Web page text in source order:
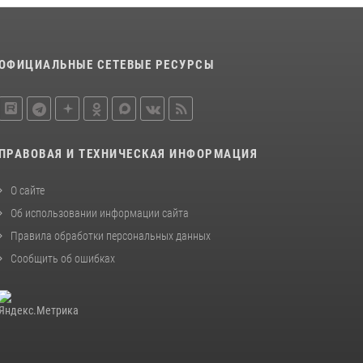
Начальник Управления Росгвардии по
поэзии в «Тарханах»
Сотрудники пензенского ОМОН «Страж»
с вооружением и техникой Росгвардии
СЕТЕВЫЕ РЕСУРСЫ
ПРАВОВАЯ И ТЕХНИЧЕСКАЯ ИНФОРМАЦИЯ
О сайте
Об использовании информации сайта
Правила обработки персональных данных
Сообщить об ошибках